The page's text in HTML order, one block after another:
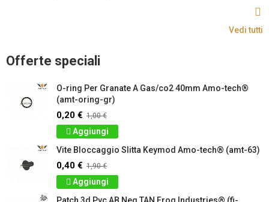
Vedi tutti
Offerte speciali
O-ring Per Granate A Gas/co2 40mm Amo-tech®
(amt-oring-gr)
0,20 € 1,00 €
Aggiungi
Vite Bloccaggio Slitta Keymod Amo-tech® (amt-63)
0,40 € 1,90 €
Aggiungi